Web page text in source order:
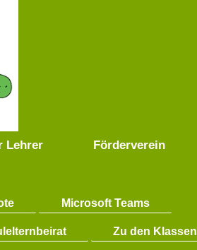
Lehrer Förderverein
Microsoft Teams
Zu den Klassen